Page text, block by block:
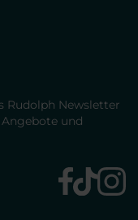
Rudolph Newsletter
und